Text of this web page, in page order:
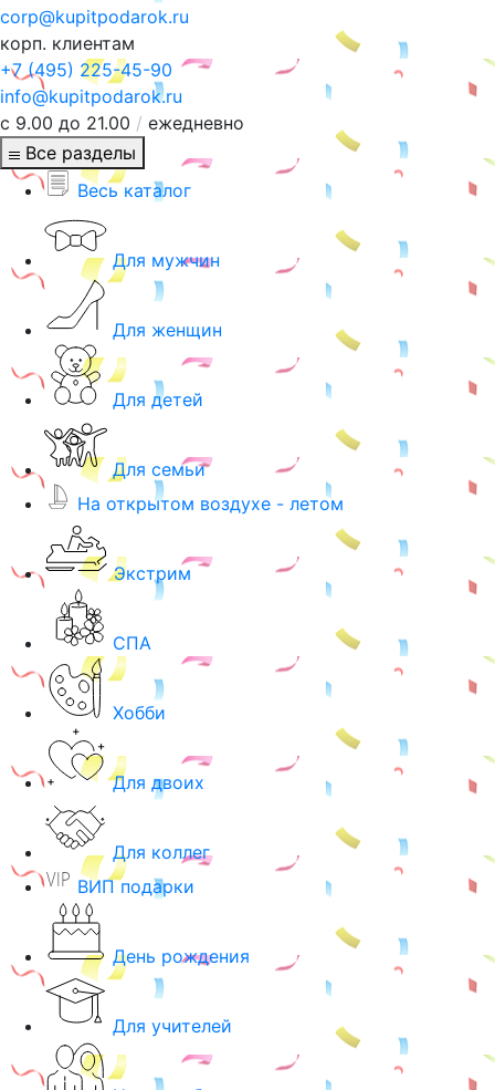
corp@kupitpodarok.ru
корп. клиентам
+7 (495) 225-45-90
info@kupitpodarok.ru
с 9.00 до 21.00 / ежедневно
Все разделы
Весь каталог
Для мужчин
Для женщин
Для детей
Для семьи
На открытом воздухе - летом
Экстрим
СПА
Хобби
Для двоих
Для коллег
ВИП подарки
День рождения
Для учителей